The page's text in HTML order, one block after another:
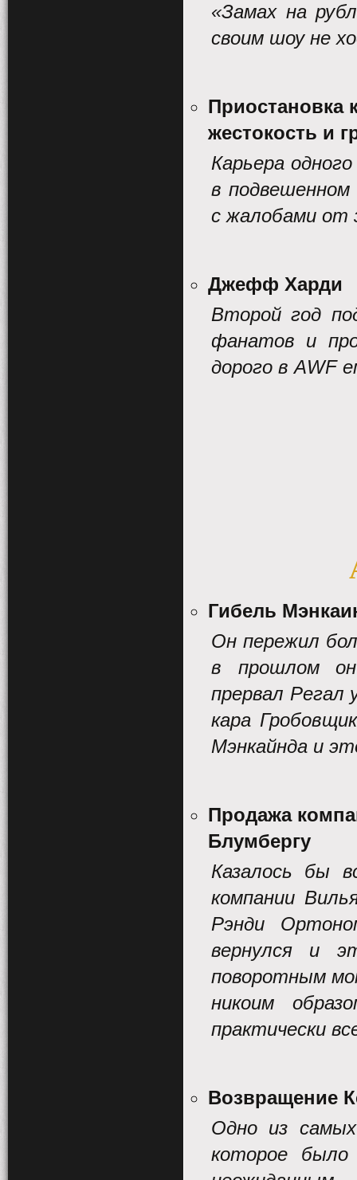
«Замах на
своим шоу не
Приостановка
жестокость и
Карьера
в подвешенном
с жалобами от
Джефф Харди
Второй год
фанатов и
дорого вAWF
Гибель
Он пережил
в прошлом
прервал Регал
кара
Мэнкайнда и
Продажа
Блумбергу
Казалось бы
компании
Рэнди
вернулся и
поворотным
никоим
практически
Возвращение
Одно из
которое